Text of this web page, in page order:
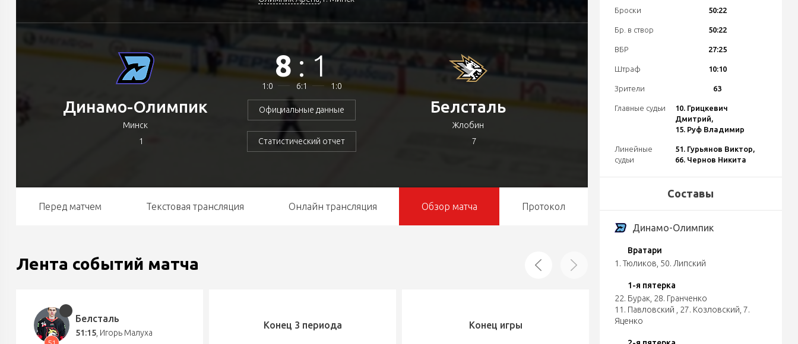
Динамо-Олимпик
Минск
1
8 :1
1:0 6:1 1:0
Официальные данные
Статистический отчет
Белсталь
Жлобин
7
Перед матчем Текстовая трансляция Онлайн трансляция Обзор матча Протокол
Лента событий матча
Белсталь
51:15 Игорь Малуха
Конец 3 периода Конец игры
Броски 50:22
Бр. в створ 50:22
ВБР 27:25
Штраф 10:10
Зрители 63
Главные судьи
10. Грицкевич
Дмитрий,
15. Руф Владимир
Линейные
судьи
51. Гурьянов Виктор,
66. Чернов Никита
Составы
Динамо-Олимпик
Вратари
1. Тюликов 50. Липский
1-я пятерка
22. Бурак 28. Гранченко
11. Павловский
27. Козловский 7.
Яценко